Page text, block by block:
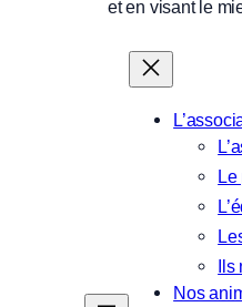
et en visant le
Le
Ils
Nos